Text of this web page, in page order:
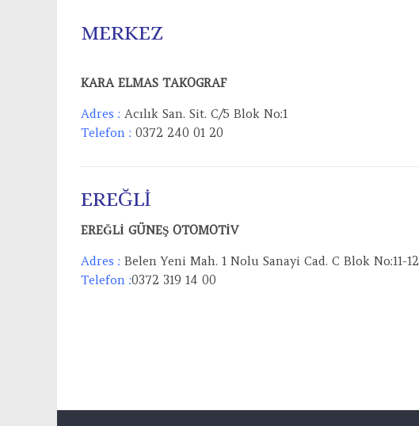
MERKEZ
KARA ELMAS TAKOGRAF
Adres : Acılık San. Sit. C/5 Blok No:1
Telefon : 0372 240 01 20
EREĞLİ
EREĞLİ GÜNEŞ OTOMOTİV
Adres : Belen Yeni Mah. 1 Nolu Sanayi Cad. C Blok No:11-12
Telefon :0372 319 14 00